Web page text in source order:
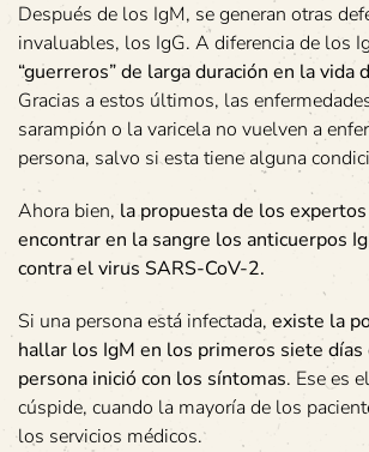
Después de los IgM, se generan otras
invaluables, los IgG. A diferencia de los
“guerreros” de larga duración en la vida
Gracias a estos últimos, las
sarampión o la varicela no vuelven a
persona, salvo si esta tiene alguna
Ahora bien, la propuesta de los
encontrar en la sangre los anticuerpos
contra el virus SARS-CoV-2.
Si una persona está infectada, existe la
hallar los IgM en los primeros siete días
persona inició con los síntomas. Ese es
cúspide, cuando la mayoría de los
los servicios médicos.